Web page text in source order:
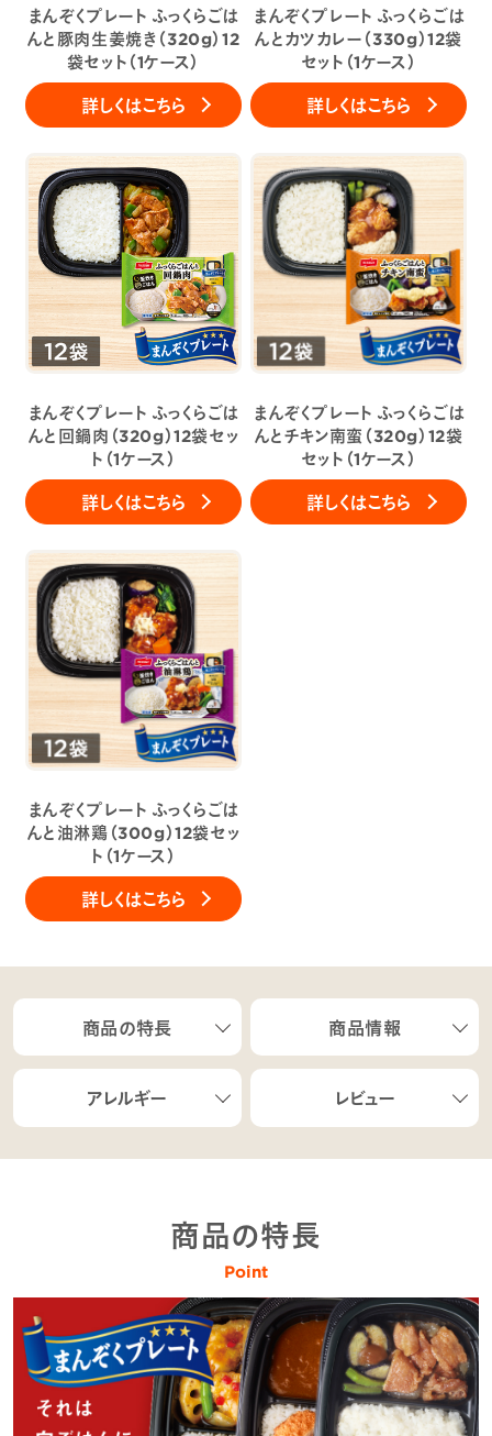
まんぞくプレート ふっくらごは
んと豚肉生姜焼き（320g）12
袋セット（1ケース）
詳しくはこちら
まんぞくプレート ふっくらごは
んとカツカレー（330g）12袋
セット（1ケース）
詳しくはこちら
まんぞくプレート ふっくらごは
んと回鍋肉（320g）12袋セッ
ト（1ケース）
詳しくはこちら
まんぞくプレート ふっくらごは
んとチキン南蛮（320g）12袋
セット（1ケース）
詳しくはこちら
まんぞくプレート ふっくらごは
んと油淋鶏（300g）12袋セッ
ト（1ケース）
詳しくはこちら
商品の特長 商品情報
アレルギー レビュー
商品の特長
Point